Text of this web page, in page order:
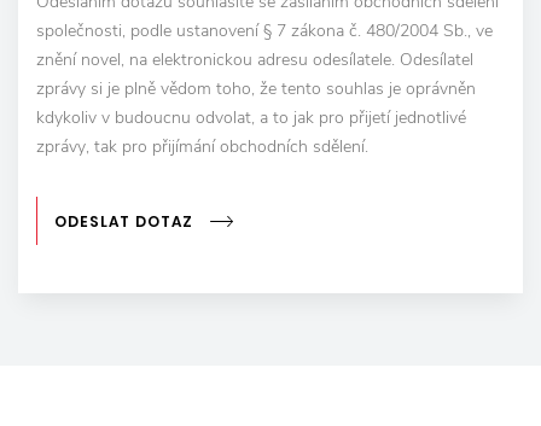
společnosti, podle ustanovení § 7 zákona č. 480/2004 Sb., ve
znění novel, na elektronickou adresu odesílatele. Odesílatel
zprávy si je plně vědom toho, že tento souhlas je oprávněn
kdykoliv v budoucnu odvolat, a to jak pro přijetí jednotlivé
zprávy, tak pro přijímání obchodních sdělení.
ODESLAT DOTAZ